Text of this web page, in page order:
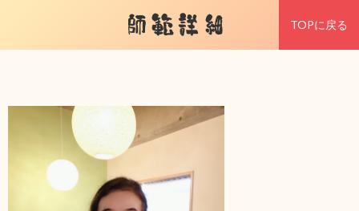
師範詳細 TOPに戻る